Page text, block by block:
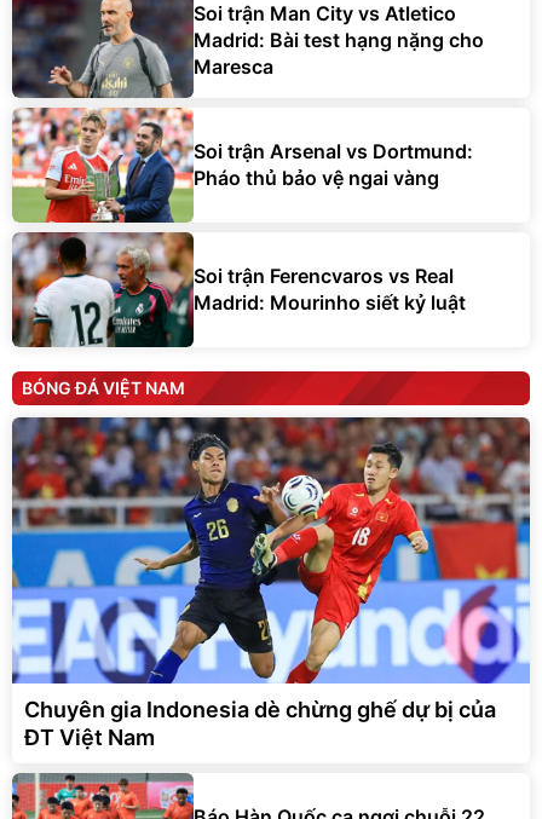
Soi trận Man City vs Atletico
Madrid: Bài test hạng nặng cho
Maresca
Soi trận Arsenal vs Dortmund:
Pháo thủ bảo vệ ngai vàng
Soi trận Ferencvaros vs Real
Madrid: Mourinho siết kỷ luật
BÓNG ĐÁ VIỆT NAM
Chuyên gia Indonesia dè chừng ghế dự bị của
ĐT Việt Nam